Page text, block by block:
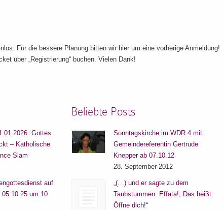
Für die bessere Planung bitten wir hier um eine vorherige Anmeldung!
über „Registrierung“ buchen. Vielen Dank!
Gottes
– Katholische
Slam
auf
05.10.25 um 10
Beliebte Posts
Sonntagskirche im WDR 4 mit
Gemeindereferentin Gertrude
Knepper ab 07.10.12
28. September 2012
„(…) und er sagte zu dem
Taubstummen: Effata!, Das heißt:
Öffne dich!“